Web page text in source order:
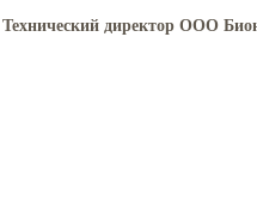
директор ООО